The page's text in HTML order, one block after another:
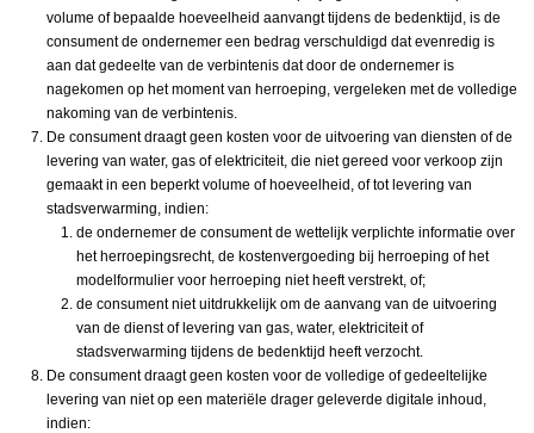
volume of bepaalde hoeveelheid aanvangt tijdens de bedenktijd, is de
consument de ondernemer een bedrag verschuldigd dat evenredig is
aan dat gedeelte van de verbintenis dat door de ondernemer is
nagekomen op het moment van herroeping, vergeleken met de volledige
nakoming van de verbintenis.
De consument draagt geen kosten voor de uitvoering van diensten of de
levering van water, gas of elektriciteit, die niet gereed voor verkoop zijn
gemaakt in een beperkt volume of hoeveelheid, of tot levering van
stadsverwarming, indien:
de ondernemer de consument de wettelijk verplichte informatie over
het herroepingsrecht, de kostenvergoeding bij herroeping of het
modelformulier voor herroeping niet heeft verstrekt, of;
de consument niet uitdrukkelijk om de aanvang van de uitvoering
van de dienst of levering van gas, water, elektriciteit of
stadsverwarming tijdens de bedenktijd heeft verzocht.
De consument draagt geen kosten voor de volledige of gedeeltelijke
levering van niet op een materiële drager geleverde digitale inhoud,
indien: